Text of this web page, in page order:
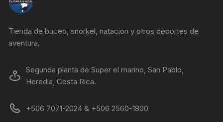
Tienda de buceo, snorkel, natacion y otros deportes de
aventura.
Segunda planta de Super el marino, San Pablo,
Heredia, Costa Rica.
+506 7071-2024 & +506 2560-1800